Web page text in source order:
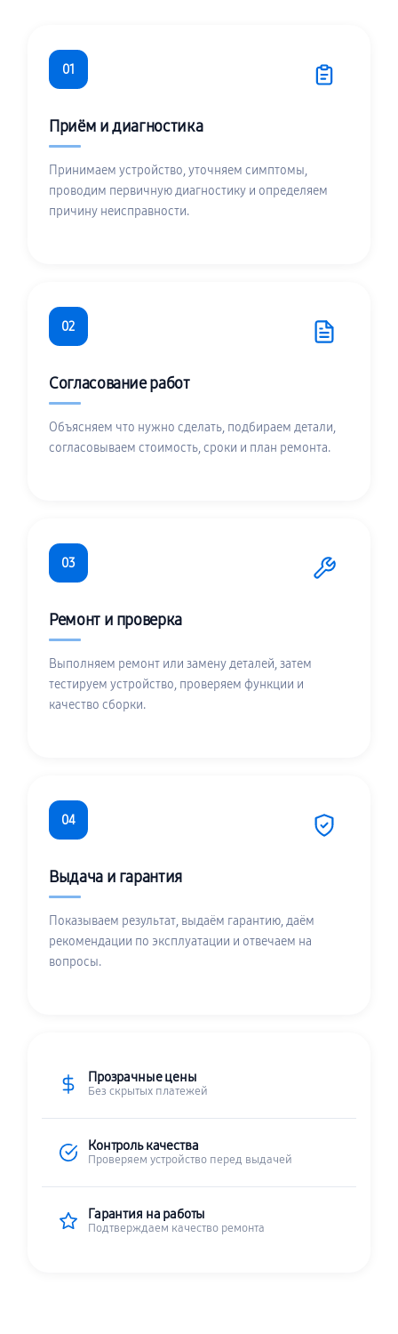
01
Приём и диагностика
Принимаем устройство, уточняем симптомы,
проводим первичную диагностику и определяем
причину неисправности.
02
Согласование работ
Объясняем что нужно сделать, подбираем детали,
согласовываем стоимость, сроки и план ремонта.
03
Ремонт и проверка
Выполняем ремонт или замену деталей, затем
тестируем устройство, проверяем функции и
качество сборки.
04
Выдача и гарантия
Показываем результат, выдаём гарантию, даём
рекомендации по эксплуатации и отвечаем на
вопросы.
Прозрачные цены
Без скрытых платежей
Контроль качества
Проверяем устройство перед выдачей
Гарантия на работы
Подтверждаем качество ремонта